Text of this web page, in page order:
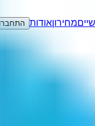
מחירוןאודות